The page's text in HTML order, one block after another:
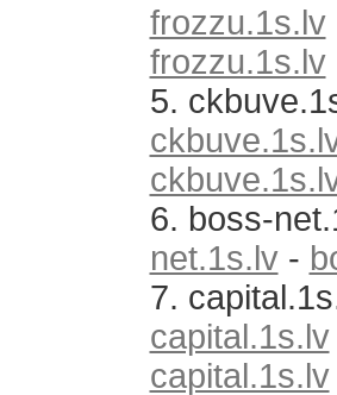
frozzu.1s.lv
frozzu.1s.lv
5.
6. boss-
net.1s.lv-
7.
capital.1s.lv
capital.1s.lv